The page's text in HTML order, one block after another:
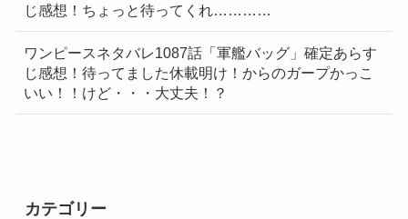
じ感想！ちょっと待ってくれ…………
ワンピースネタバレ1087話「軍艦バッグ」確定あらす
じ感想！待ってました休載明け！からのガープかっこ
いい！！けど・・・大丈夫！？
カテゴリー